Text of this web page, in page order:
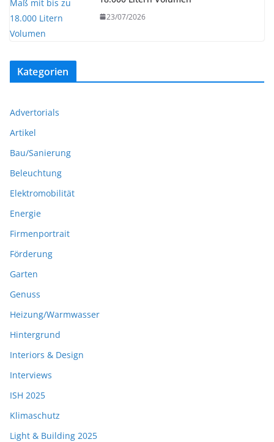
23/07/2026
Kategorien
Advertorials
Artikel
Bau/Sanierung
Beleuchtung
Elektromobilität
Energie
Firmenportrait
Förderung
Garten
Genuss
Heizung/Warmwasser
Hintergrund
Interiors & Design
Interviews
ISH 2025
Klimaschutz
Light & Building 2025